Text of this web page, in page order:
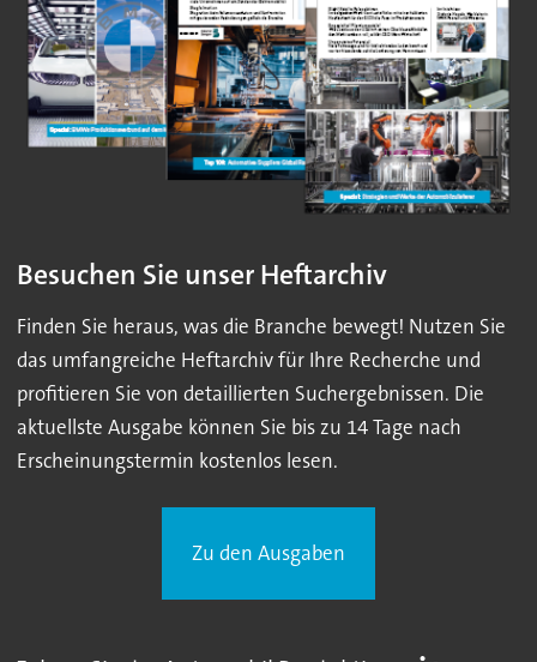
Besuchen Sie unser Heftarchiv
Finden Sie heraus, was die Branche bewegt! Nutzen Sie
das umfangreiche Heftarchiv für Ihre Recherche und
profitieren Sie von detaillierten Suchergebnissen. Die
aktuellste Ausgabe können Sie bis zu 14 Tage nach
Erscheinungstermin kostenlos lesen.
Zu den Ausgaben